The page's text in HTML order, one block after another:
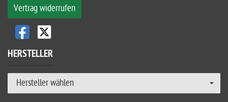
Vertrag widerrufen
HERSTELLER
Hersteller wählen